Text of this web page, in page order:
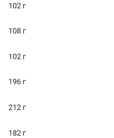
102 г
108 г
102 г
196 г
212 г
182 г